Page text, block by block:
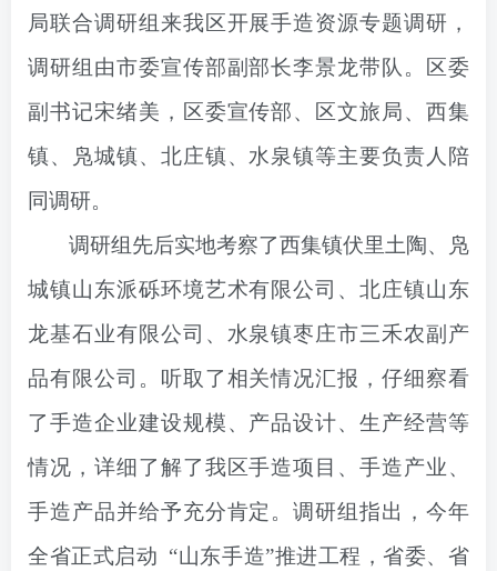
局联合调研组来我区开展手造资源专题调研，
调研组由市委宣传部副部长李景龙带队。区委
副书记宋绪美，区委宣传部、区文旅局、西集
镇、凫城镇、北庄镇、水泉镇等主要负责人陪
同调研。
调研组先后实地考察了西集镇伏里土陶、凫
城镇山东派砾环境艺术有限公司、北庄镇山东
龙基石业有限公司、水泉镇枣庄市三禾农副产
品有限公司。听取了相关情况汇报，仔细察看
了手造企业建设规模、产品设计、生产经营等
情况，详细了解了我区手造项目、手造产业、
手造产品并给予充分肯定。调研组指出，今年
全省正式启动 “山东手造”推进工程，省委、省